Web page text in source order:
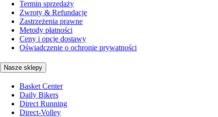
Termin sprzedaży
Zwroty & Refundacje
Zastrzeżenia prawne
Metody płatności
Ceny i opcje dostawy
Oświadczenie o ochronie prywatności
Nasze sklepy
Basket Center
Daily Bikers
Direct Running
Direct-Volley